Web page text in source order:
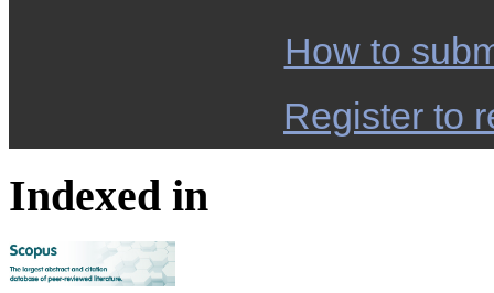
How to
Register to
Indexed in